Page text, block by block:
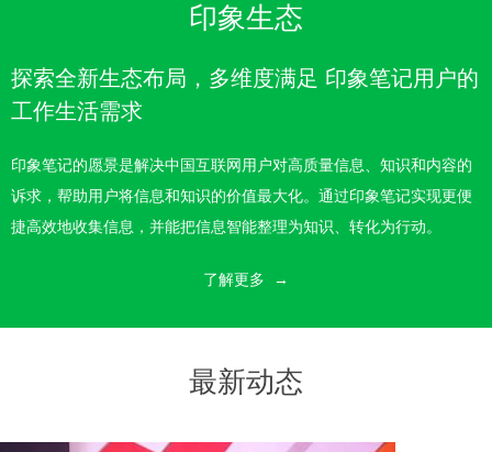
印象生态
探索全新生态布局，多维度满足 印象笔记用户的
工作生活需求
印象笔记的愿景是解决中国互联网用户对高质量信息、知识和内容的
诉求，帮助用户将信息和知识的价值最大化。通过印象笔记实现更便
捷高效地收集信息，并能把信息智能整理为知识、转化为行动。
了解更多 →
最新动态